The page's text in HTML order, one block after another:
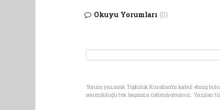
Okuyu Yorumları (0)
Yorum yazarak Topluluk Kuralları’nı kabul etmiş
sorumluluğu tek başınıza üstleniyorsunuz.